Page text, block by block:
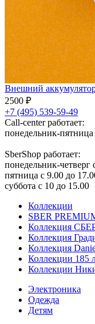
Внешний
2500 ₽
+7 (495) 539-59-49
Call-center работает:
понедельник-
SberShop работает:
понедельник-четверг
пятница с 9.00 до
суббота с 10 до 15.00
Коллекции
SBER
Коллекция
Коллекция
Коллекция
Коллекции 185
Коллекции
Электроника
Одежда
Детям